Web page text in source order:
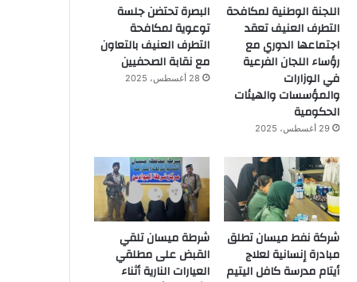
اللجنة الوطنية لمكافحة
التطرف العنيف تعقد
اجتماعها الدوري مع
رؤساء اللجان الفرعية
في الوزارات
والمؤسسات والهيئات
الحكومية
29 أغسطس، 2025
البصرة تحتضن جلسة
توعوية لمكافحة
التطرف العنيف بالتعاون
مع نقابة الصحفيين
28 أغسطس، 2025
شركة نفط ميسان تطلق
مبادرة إنسانية لعلاج
أيتام مدرسة كافل اليتيم
شرطة ميسان تلقي
القبض على مطلقي
العيارات النارية أثناء